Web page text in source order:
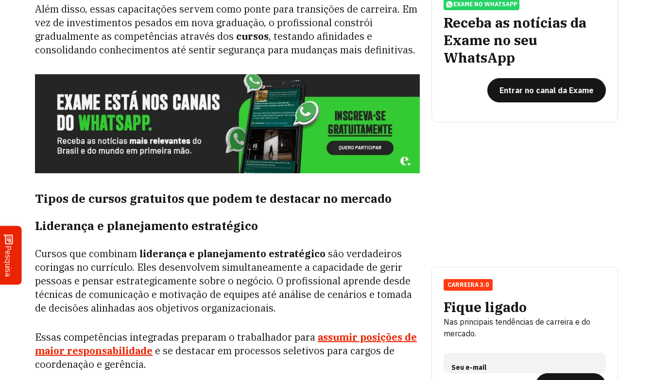
Pesquisa
Além disso, essas capacitações servem como ponte para transições de carreira. Em
vez de investimentos pesados em nova graduação, o profissional constrói
gradualmente as competências através dos cursos, testando afinidades e
consolidando conhecimentos até sentir segurança para mudanças mais definitivas.
Tipos de cursos gratuitos que podem te destacar no mercado
Liderança e planejamento estratégico
Cursos que combinam liderança e planejamento estratégico são verdadeiros
coringas no currículo. Eles desenvolvem simultaneamente a capacidade de gerir
pessoas e pensar estrategicamente sobre o negócio. O profissional aprende desde
técnicas de comunicação e motivação de equipes até análise de cenários e tomada
de decisões alinhadas aos objetivos organizacionais.
Essas competências integradas preparam o trabalhador para assumir posições de
maior responsabilidade e se destacar em processos seletivos para cargos de
coordenação e gerência.
EXAME NO WHATSAPP
Receba as notícias da
Exame no seu
WhatsApp
Entrar no canal da Exame
Fique ligado
Nas principais tendências de carreira e do
mercado.
Seu e-mail
CARREIRA 3.0